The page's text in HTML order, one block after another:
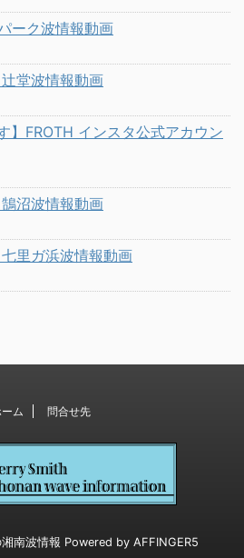
ーク波情報動画
堂波情報動画
】FROTH インスタ公式アカウン
沼波情報動画
里ガ浜波情報動画
ム 問合せ先
南波情報 Powered by AFFINGER5